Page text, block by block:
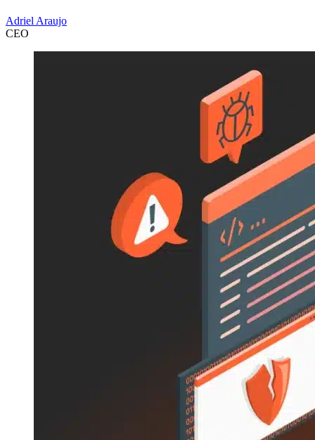
Adriel Araujo
CEO